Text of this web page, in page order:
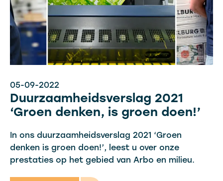
05-09-2022
Duurzaamheidsverslag 2021
‘Groen denken, is groen doen!’
In ons duurzaamheidsverslag 2021 ‘Groen
denken is groen doen!’, leest u over onze
prestaties op het gebied van Arbo en milieu.